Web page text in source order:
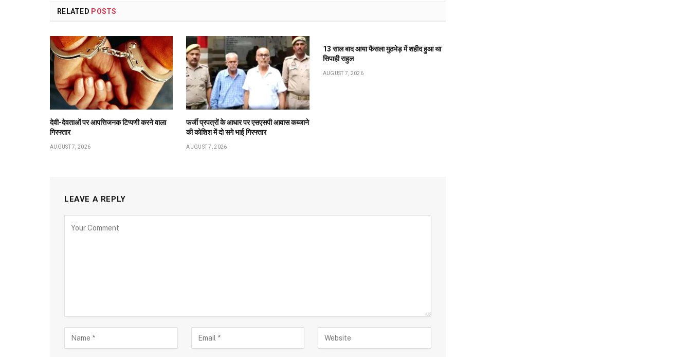
RELATED POSTS
देवी-देवताओं पर आपत्तिजनक टिप्पणी करने वाला
गिरफ्तार
AUGUST 7, 2026
फर्जी प्रपत्रों के आधार पर एसएसपी आवास कब्जाने
की कोशिश में दो सगे भाई गिरफ्तार
AUGUST 7, 2026
13 साल बाद आया फैसला मुठभेड़ में शहीद हुआ था
सिपाही राहुल
AUGUST 7, 2026
LEAVE A REPLY